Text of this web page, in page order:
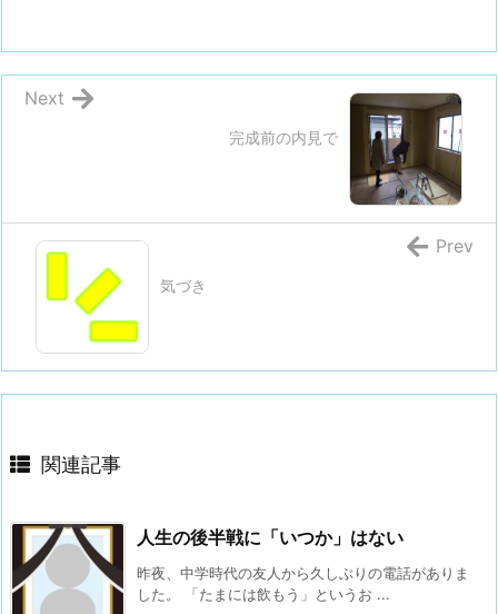
完成前の内見で
Next
気づき
Prev
関連記事
人生の後半戦に「いつか」はない
昨夜、中学時代の友人から久しぶりの電話がありま
した。 「たまには飲もう」というお ...